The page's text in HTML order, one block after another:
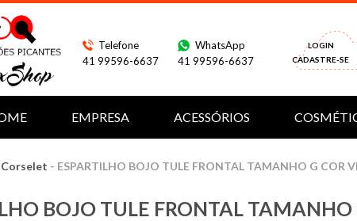
CADASTRE-SE
LOGIN
Telefone
41 99596-6637
WhatsApp
41 99596-6637
EMPRESA ACESSÓRIOS
Corselet - ESPARTILHO BOJO TULE FRONTAL TAMANHO G COR
BOJO TULE FRONTAL